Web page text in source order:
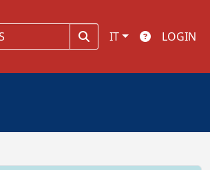
IT LOGIN